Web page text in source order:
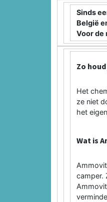
Sinds
België
Voor de
Zo
Het
ze niet
het
Wat is
camper.